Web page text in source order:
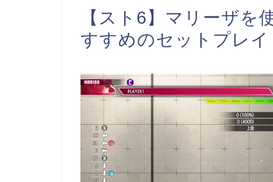
【スト6】マリーザを
すすめのセットプレイ